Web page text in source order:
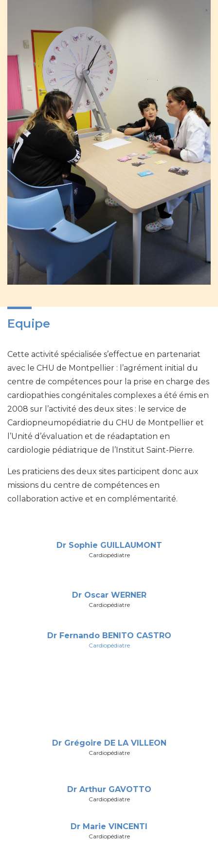
Equipe
Cette activité spécialisée s’effectue en partenariat
avec le CHU de Montpellier : l’agrément initial du
centre de compétences pour la prise en charge des
cardiopathies congénitales complexes a été émis en
2008 sur l’activité des deux sites : le service de
Cardiopneumopédiatrie du CHU de Montpellier et
l’Unité d’évaluation et de réadaptation en
cardiologie pédiatrique de l’Institut Saint-Pierre.
Les praticiens des deux sites participent donc aux
missions du centre de compétences en
collaboration active et en complémentarité.
Dr Sophie GUILLAUMONT
Cardiopédiatre
Dr Oscar WERNER
Cardiopédiatre
Dr Fernando BENITO CASTRO
Cardiopédiatre
Dr Grégoire DE LA VILLEON
Cardiopédiatre
Dr Arthur GAVOTTO
Cardiopédiatre
Dr Marie VINCENTI
Cardiopédiatre